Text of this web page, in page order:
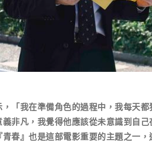
「我在準備角色的過程中，我每天
非凡，我覺得他應該從未意識到自
春』也是這部電影重要的主題之一，